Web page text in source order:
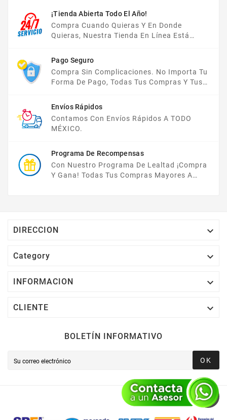
¡Tienda Abierta Todo El Año!
Compra Cuando Quieras Y En Donde
Quieras, Nuestra Tienda En Línea Está
Pago Seguro
Compra Sin Complicaciones. No Importa Tu
Forma De Pago, Todas Tus Compras Y Tus
Envíos Rápidos
Contamos Con Envíos Rápidos A TODO
MÉXICO.
Programa De Recompensas
Con Nuestro Programa De Lealtad ¡compra
Y Gana! Todas Tus Compras Mayores A
DIRECCION 
Category 
INFORMACION 
CLIENTE 
BOLETÍN INFORMATIVO
OK